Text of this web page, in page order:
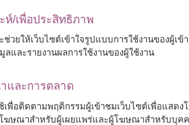
ห์/เพื่อประสิทธิภาพ
ช่วยให้เว็บไซต์เข้าใจรูปแบบการใช้งานของผู้
ลและรายงานผลการใช้งานของผู้ใช้งาน
และการตลาด
เพื่อติดตามพฤติกรรมผู้เข้าชมเว็บไซต์เพื่อแสด
โฆษณาสำหรับผู้เผยแพร่และผู้โฆษณาสำหรับบุค